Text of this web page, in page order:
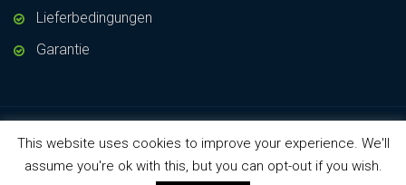
Lieferbedingungen
Garantie
Copyright © 2019 - KVK Hydra Klov
This website uses cookies to improve your experience. We'll
assume you're ok with this, but you can opt-out if you wish.